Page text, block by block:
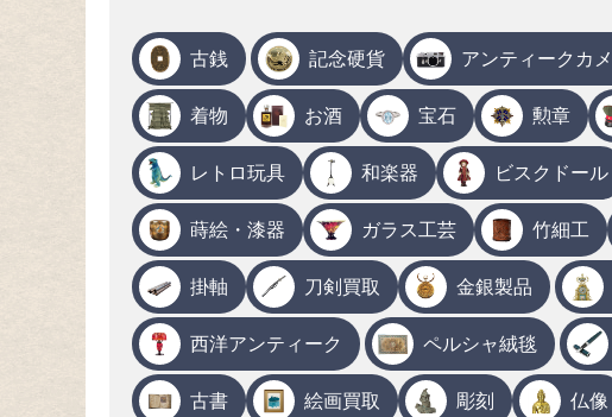
古銭 記念硬貨 アンティークカ
着物 お酒 宝石 勲章
レトロ玩具 和楽器 ビスクドール
蒔絵・漆器 ガラス工芸 竹細工
掛軸 刀剣買取 金銀製品
西洋アンティーク ペルシャ絨毯
古書 絵画買取 彫刻 仏像